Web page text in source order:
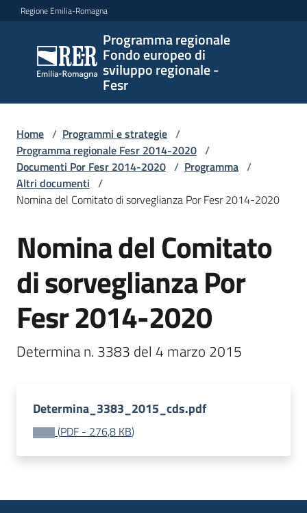
Vai al contenuto
Vai alla navigazione
Vai al footer
Regione Emilia-Romagna
Programma regionale
Fondo europeo di
sviluppo regionale -
Fesr
Programma
regionale
Fondo
europeo di
regionale -
Fesr
Programmi
e
Opportunità
Progetti
Home / Programmi e strategie /
Programma regionale Fesr 2014-2020 /
Documenti Por Fesr 2014-2020 / Programma /
Altri documenti /
Nomina del Comitato di sorveglianza Por Fesr 2014-2020
Nomina del Comitato
di sorveglianza Por
Fesr 2014-2020
Determina n. 3383 del 4 marzo 2015
Determina_3383_2015_cds.pdf
(PDF - 276,8 KB)